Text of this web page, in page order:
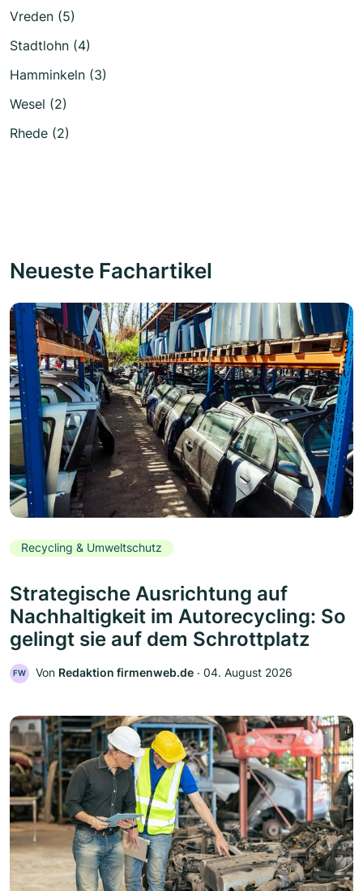
Vreden (5)
Stadtlohn (4)
Hamminkeln (3)
Wesel (2)
Rhede (2)
Neueste Fachartikel
Recycling & Umweltschutz
Strategische Ausrichtung auf
Nachhaltigkeit im Autorecycling: So
gelingt sie auf dem Schrottplatz
FW Von Redaktion firmenweb.de ‧ 04. August 2026